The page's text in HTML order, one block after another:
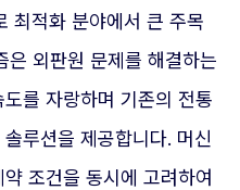
적화 분야에서 큰 주목
은 외판원 문제를 해결하는
를 자랑하며 기존의 전통
루션을 제공합니다. 머신
조건을 동시에 고려하여